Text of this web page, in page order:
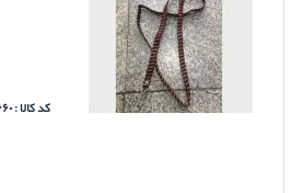
کد کالا : ۲۶۶۰